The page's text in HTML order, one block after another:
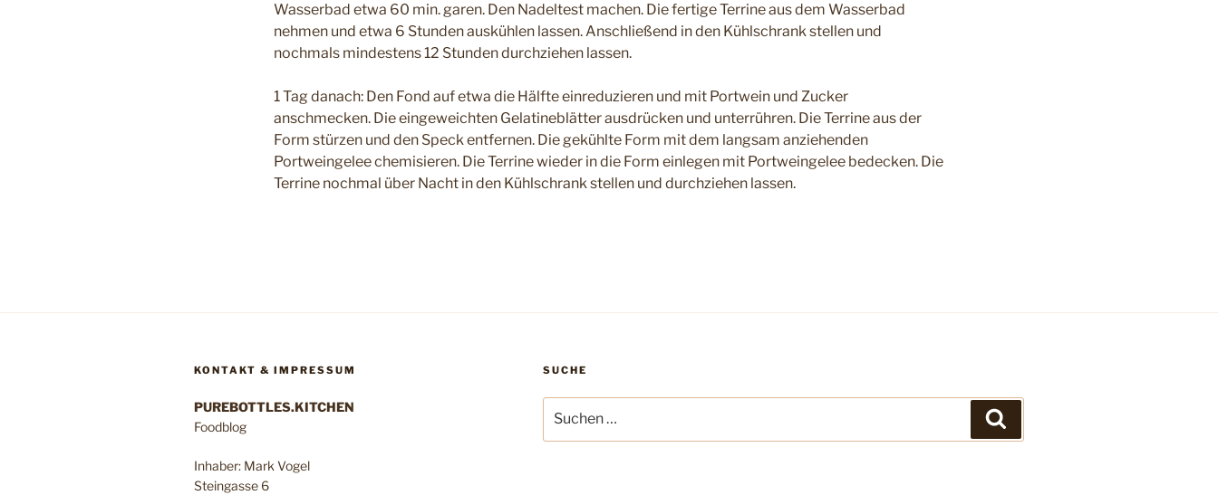
Wasserbad etwa 60 min. garen. Den Nadeltest machen. Die fertige Terrine aus dem Wasserbad
nehmen und etwa 6 Stunden auskühlen lassen. Anschließend in den Kühlschrank stellen und
nochmals mindestens 12 Stunden durchziehen lassen.
1 Tag danach: Den Fond auf etwa die Hälfte einreduzieren und mit Portwein und Zucker
anschmecken. Die eingeweichten Gelatineblätter ausdrücken und unterrühren. Die Terrine aus der
Form stürzen und den Speck entfernen. Die gekühlte Form mit dem langsam anziehenden
Portweingelee chemisieren. Die Terrine wieder in die Form einlegen mit Portweingelee bedecken. Die
Terrine nochmal über Nacht in den Kühlschrank stellen und durchziehen lassen.
KONTAKT & IMPRESSUM
PUREBOTTLES.KITCHEN
Foodblog
Inhaber: Mark Vogel
Steingasse 6
SUCHE
nach: